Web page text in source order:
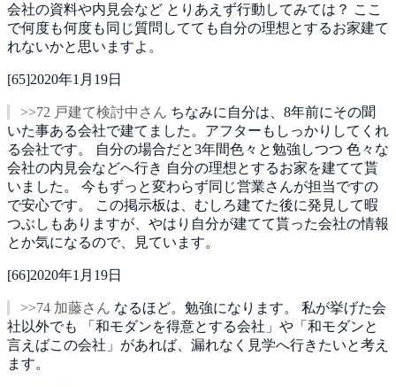
会社の資料や内見会など とりあえず行動してみては？ ここ
で何度も何度も同じ質問してても自分の理想とするお家建て
れないかと思いますよ。
[65]2020年1月19日
>>72 戸建て検討中さん ちなみに自分は、8年前にその聞
いた事ある会社で建てました。アフターもしっかりしてくれ
る会社です。
自分の場合だと3年間色々と勉強しつつ 色々な
会社の内見会などへ行き 自分の理想とするお家を建てて貰
いました。 今もずっと変わらず同じ営業さんが担当ですの
で安心です。
この掲示板は、むしろ建てた後に発見して暇
つぶしもありますが、やはり自分が建てて貰った会社の情報
とか気になるので、見ています。
[66]2020年1月19日
>>74 加藤さん なるほど。勉強になります。 私が挙げた会
社以外でも
「和モダンを得意とする会社」や「和モダンと
言えばこの会社」があれば、漏れなく見学へ行きたいと考え
ます。